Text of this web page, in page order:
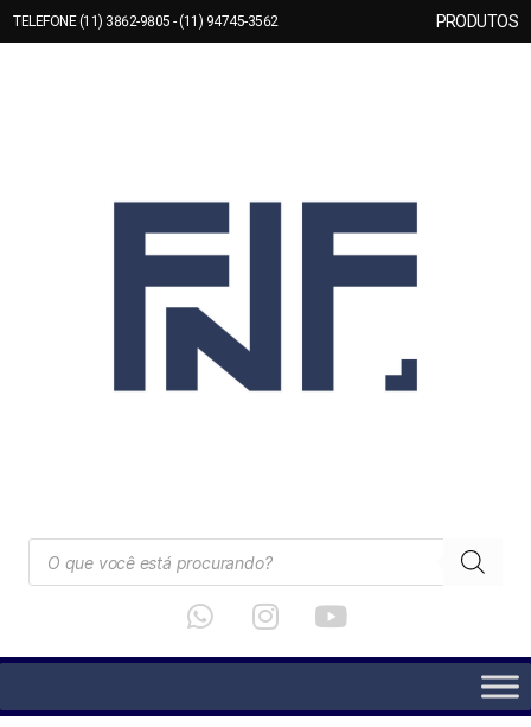
TELEFONE (11) 3862-9805 - (11) 94745-3562 PRODUTOS